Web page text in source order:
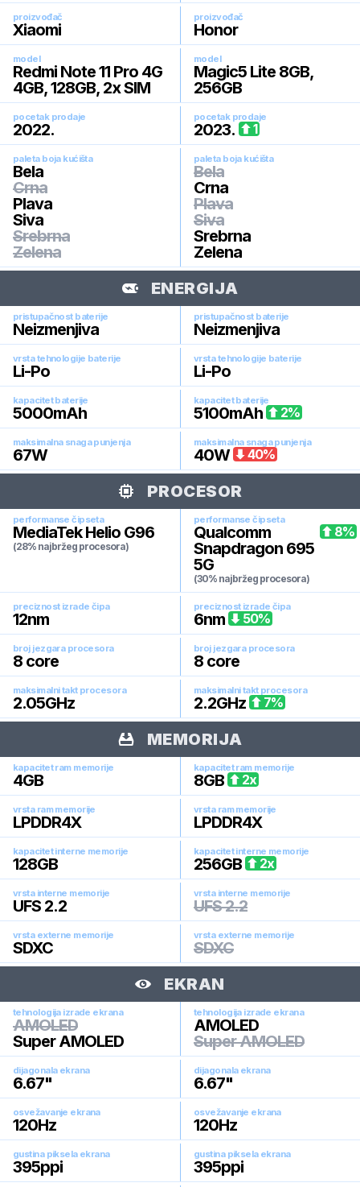
proizvođač
Xiaomi
proizvođač
Honor
model
Redmi Note 11 Pro 4G
4GB, 128GB, 2x SIM
model
Magic5 Lite 8GB,
256GB
pocetak prodaje
2022.
pocetak prodaje
2023. 1
paleta boja kućišta
Bela
Crna
Plava
Siva
Srebrna
Zelena
paleta boja kućišta
Bela
Crna
Plava
Siva
Srebrna
Zelena
ENERGIJA
pristupačnost baterije
Neizmenjiva
pristupačnost baterije
Neizmenjiva
vrsta tehnologije baterije
Li-Po
vrsta tehnologije baterije
Li-Po
kapacitet baterije
5000mAh
kapacitet baterije
5100mAh 2%
maksimalna snaga punjenja
67W
maksimalna snaga punjenja
40W 40%
PROCESOR
performanse čipseta
MediaTek Helio G96
(28% najbržeg procesora)
performanse čipseta
Qualcomm
Snapdragon 695
5G
(30% najbržeg procesora)
8%
preciznost izrade čipa
12nm
preciznost izrade čipa
6nm 50%
broj jezgara procesora
8 core
broj jezgara procesora
8 core
maksimalni takt procesora
2.05GHz
maksimalni takt procesora
2.2GHz 7%
MEMORIJA
kapacitet ram memorije
4GB
kapacitet ram memorije
8GB 2x
vrsta ram memorije
LPDDR4X
vrsta ram memorije
LPDDR4X
kapacitet interne memorije
128GB
kapacitet interne memorije
256GB 2x
vrsta interne memorije
UFS 2.2
vrsta interne memorije
UFS 2.2
vrsta externe memorije
SDXC
vrsta externe memorije
SDXC
EKRAN
tehnologija izrade ekrana
AMOLED
Super AMOLED
tehnologija izrade ekrana
AMOLED
Super AMOLED
dijagonala ekrana
6.67"
dijagonala ekrana
6.67"
osvežavanje ekrana
120Hz
osvežavanje ekrana
120Hz
gustina piksela ekrana
395ppi
gustina piksela ekrana
395ppi